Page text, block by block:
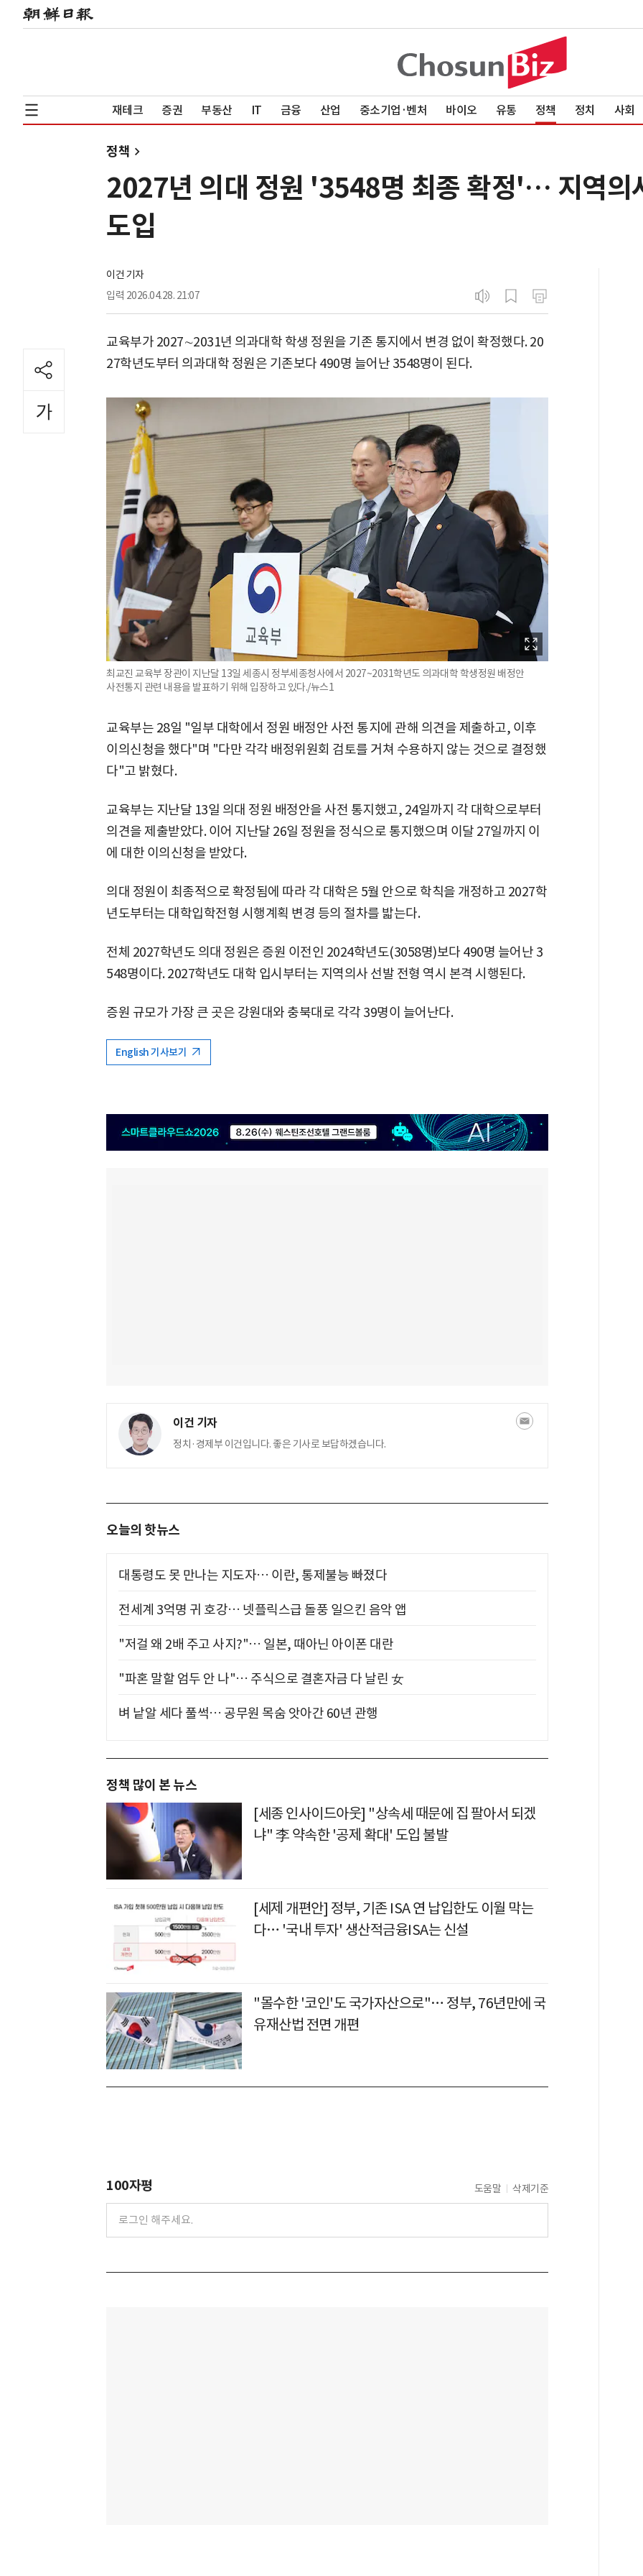
재테크 증권 부동산 IT 금융 산업 중소기업·벤처 바이오 유통 정책 정치 사회
정책
2027년 의대 정원 '3548명 최종 확정'… 지역의
도입
이건 기자
입력 2026.04.28. 21:07
교육부가 2027∼2031년 의과대학 학생 정원을 기존 통지에서 변경 없이 확정했다. 20
27학년도부터 의과대학 정원은 기존보다 490명 늘어난 3548명이 된다.
최교진 교육부 장관이 지난달 13일 세종시 정부세종청사에서 2027~2031학년도 의과대학 학생정원 배정안
사전통지 관련 내용을 발표하기 위해 입장하고 있다./뉴스1
교육부는 28일 "일부 대학에서 정원 배정안 사전 통지에 관해 의견을 제출하고, 이후
이의신청을 했다"며 "다만 각각 배정위원회 검토를 거쳐 수용하지 않는 것으로 결정했
다"고 밝혔다.
교육부는 지난달 13일 의대 정원 배정안을 사전 통지했고, 24일까지 각 대학으로부터
의견을 제출받았다. 이어 지난달 26일 정원을 정식으로 통지했으며 이달 27일까지 이
에 대한 이의신청을 받았다.
의대 정원이 최종적으로 확정됨에 따라 각 대학은 5월 안으로 학칙을 개정하고 2027학
년도부터는 대학입학전형 시행계획 변경 등의 절차를 밟는다.
전체 2027학년도 의대 정원은 증원 이전인 2024학년도(3058명)보다 490명 늘어난 3
548명이다. 2027학년도 대학 입시부터는 지역의사 선발 전형 역시 본격 시행된다.
증원 규모가 가장 큰 곳은 강원대와 충북대로 각각 39명이 늘어난다.
English 기사보기
이건 기자
정치·경제부 이건입니다. 좋은 기사로 보답하겠습니다.
오늘의 핫뉴스
대통령도 못 만나는 지도자… 이란, 통제불능 빠졌다
전세계 3억명 귀 호강… 넷플릭스급 돌풍 일으킨 음악 앱
"저걸 왜 2배 주고 사지?"… 일본, 때아닌 아이폰 대란
"파혼 말할 엄두 안 나"… 주식으로 결혼자금 다 날린 女
벼 낱알 세다 풀썩… 공무원 목숨 앗아간 60년 관행
정책 많이 본 뉴스
[세종 인사이드아웃] "상속세 때문에 집 팔아서 되겠
냐" 李 약속한 '공제 확대' 도입 불발
[세제 개편안] 정부, 기존 ISA 연 납입한도 이월 막는
다… '국내 투자' 생산적금융ISA는 신설
"몰수한 '코인'도 국가자산으로"… 정부, 76년만에 국
유재산법 전면 개편
100자평 도움말 삭제기준